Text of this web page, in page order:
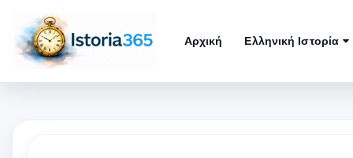
Αρχική Ελληνική Ιστορία